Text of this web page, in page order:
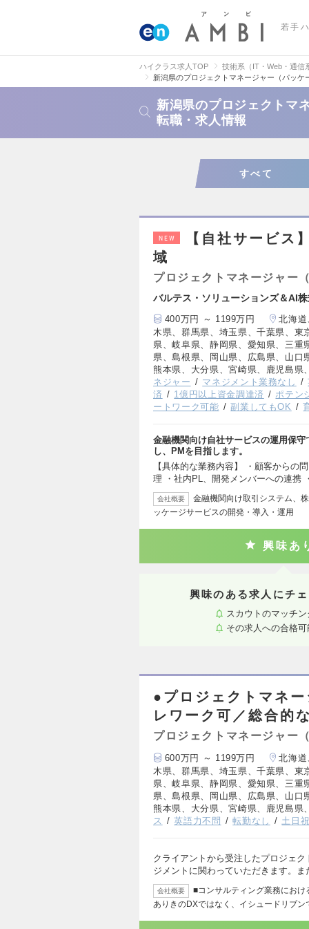
若手
ハイクラス求人TOP
技術系（IT・Web・通信
新潟県のプロジェクトマネージャー（パッ
新潟県のプロジェクトマ
転職・求人情報
すべて
NEW
【自社サービス
域
プロジェクトマネージャー
バルテス・ソリューションズ＆AI
400万円 ～ 1199万円
北海
木県、群馬県、埼玉県、千葉県、
県、岐阜県、静岡県、愛知県、三
県、島根県、岡山県、広島県、山
熊本県、大分県、宮崎県、鹿児島県
ネジャー
マネジメント業務なし
済
1億円以上資金調達済
ポテン
ートワーク可能
副業してもOK
金融機関向け自社サービスの運用保
し、PMを目指します。
【具体的な業務内容】 ・顧客からの
理 ・社内PL、開発メンバーへの連携
会社概要
金融機関向け取引システム、
ッケージサービスの開発・導入・運用
興味あ
興味のある求人にチ
スカウトのマッチ
その求人への合格
●プロジェクトマネ
レワーク可／総合的
プロジェクトマネージャー
600万円 ～ 1199万円
北海
木県、群馬県、埼玉県、千葉県、
県、岐阜県、静岡県、愛知県、三
県、島根県、岡山県、広島県、山
熊本県、大分県、宮崎県、鹿児島県
ス
英語力不問 転勤なし 土日
クライアントから受注したプロジェ
ジメントに関わっていただきます。
会社概要
■コンサルティング業務にお
ありきのDXではなく、イシュードリブ